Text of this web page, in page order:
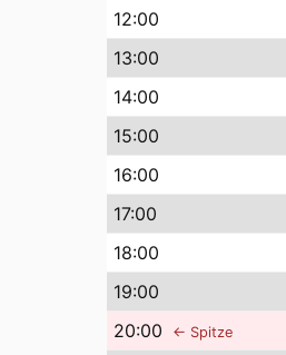
12:00
13:00
14:00
15:00
16:00
17:00
18:00
19:00
20:00 ← Spitze